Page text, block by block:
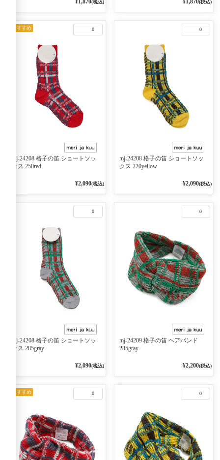
¥1,870(税込) ¥1,870(税込)
0
おすすめ
mj-24208 格子の笛 ショートソッ
クス 250red
¥2,090(税込)
0
mj-24208 格子の笛 ショートソッ
クス 220yellow
¥2,090(税込)
0
mj-24208 格子の笛 ショートソッ
クス 285gray
¥2,090(税込)
0
mj-24209 格子の笛 ヘアバンド
285gray
¥2,200(税込)
0
おすすめ 0